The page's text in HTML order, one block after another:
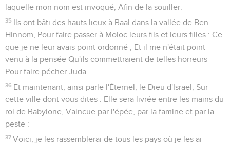
laquelle mon nom est invoqué, Afin de la souiller.
35 Ils ont bâti des hauts lieux à Baal dans la vallée de Ben
Hinnom, Pour faire passer à Moloc leurs fils et leurs filles : Ce
que je ne leur avais point ordonné ; Et il me n'était point
venu à la pensée Qu'ils commettraient de telles horreurs
Pour faire pécher Juda.
36 Et maintenant, ainsi parle l'Éternel, le Dieu d'Israël, Sur
cette ville dont vous dites : Elle sera livrée entre les mains du
roi de Babylone, Vaincue par l'épée, par la famine et par la
peste :
37 Voici, je les rassemblerai de tous les pays où je les ai